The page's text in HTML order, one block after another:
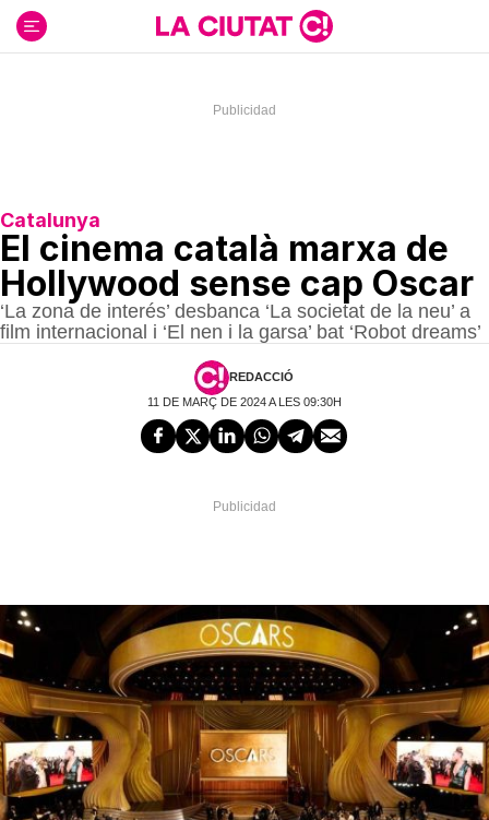
contenido
Catalunya
El cinema català marxa de
Hollywood sense cap Oscar
‘La zona de interés’ desbanca ‘La societat de la neu’ a
film internacional i ‘El nen i la garsa’ bat ‘Robot dreams’
REDACCIÓ
11 DE MARÇ DE 2024 A LES 09:30H